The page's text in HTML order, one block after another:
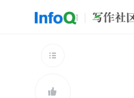
查看更多

